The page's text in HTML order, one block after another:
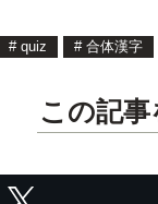
# quiz # 合体漢字
この記